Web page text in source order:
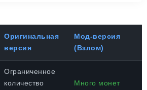
Оригинальная
версия
Мод-версия
(Взлом)
Ограниченное
количество
Много монет